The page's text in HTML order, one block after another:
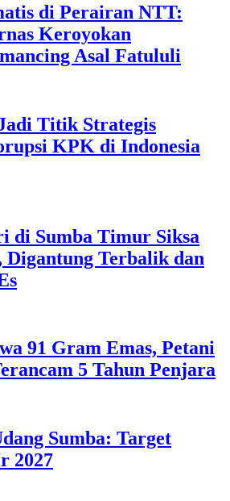
di Perairan NTT:
Keroyokan
Asal Fatululi
Titik Strategis
KPK di Indonesia
di Sumba Timur Siksa
Digantung Terbalik dan
91 Gram Emas, Petani
5 Tahun Penjara
Sumba: Target
2027